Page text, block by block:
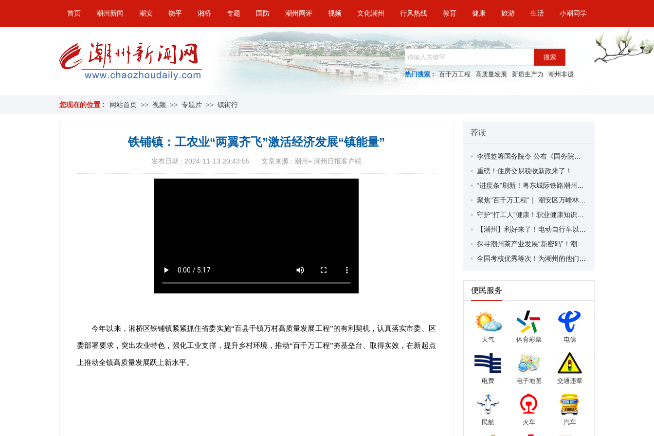
首页 潮州新闻 潮安 饶平 湘桥 专题 国防 潮州网评 视频 文化潮州 行风热线 教育 健康 旅游 生活 小潮同学
搜索
热门搜索 : 百千万工程 高质量发展 新质生产力 潮州非遗
您现在的位置 : 网站首页 >> 视频 >> 专题片 >> 镇街行
铁铺镇：工农业“两翼齐飞”激活经济发展“镇能量”
发布日期 : 2024-11-13 20:43:55 文章来源 : 潮州+ 潮州日报客户端
今年以来，湘桥区铁铺镇紧紧抓住省委实施“百县千镇万村高质量发展工程”的有利契机，认真落实市委、区
委部署要求，突出农业特色，强化工业支撑，提升乡村环境，推动“百千万工程”夯基垒台、取得实效，在新起点
上推动全镇高质量发展跃上新水平。
荐读
重磅！住房交易税收新政来了！
便民服务
天气 体育彩票 电信
电费 电子地图 交通违章
民航 火车 汽车